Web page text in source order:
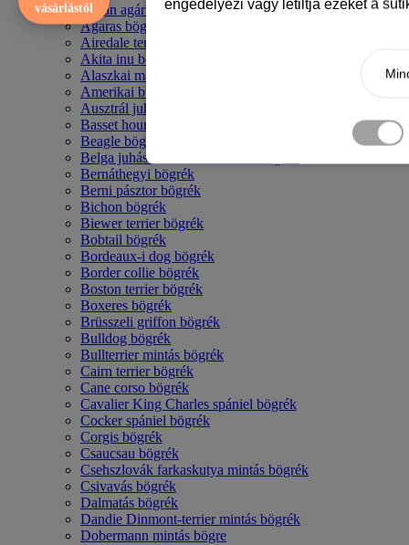
Afgán agár bögrék
Agaras bögrék
Airedale terrier mintás bögre
Akita inu bögrék
Alaszkai malamut bögrék
Amerikai bulldog mintás bögrék
Ausztrál juhászkutya bögrék
Basset hound mintás bögrék
Beagle bögrék
Belga juhász - malinois mintás bögrék
Bernáthegyi bögrék
Berni pásztor bögrék
Bichon bögrék
Biewer terrier bögrék
Bobtail bögrék
Bordeaux-i dog bögrék
Border collie bögrék
Boston terrier bögrék
Boxeres bögrék
Brüsszeli griffon bögrék
Bulldog bögrék
Bullterrier mintás bögrék
Cairn terrier bögrék
Cane corso bögrék
Cavalier King Charles spániel bögrék
Cocker spániel bögrék
Corgis bögrék
Csaucsau bögrék
Csehszlovák farkaskutya mintás bögrék
Csivavás bögrék
Dalmatás bögrék
Dandie Dinmont-terrier mintás bögrék
Dobermann mintás bögre
vásárlástól
engedélyezi vagy letiltja ezeket a